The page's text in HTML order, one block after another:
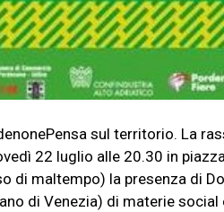
sul territorio. La
22 luglio alle 20.30 in
di maltempo) la presenza di
di Venezia) di materie social